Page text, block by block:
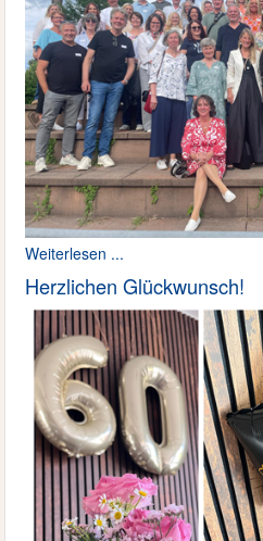
Weiterlesen ...
Herzlichen Glückwunsch!